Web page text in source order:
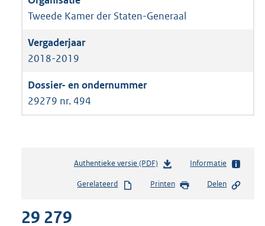
Tweede Kamer der Staten-Generaal
2018-2019
29279 nr. 494
Authentieke versie (PDF)b
s
Informatie
Gerelateerd Printen Delen
29 279